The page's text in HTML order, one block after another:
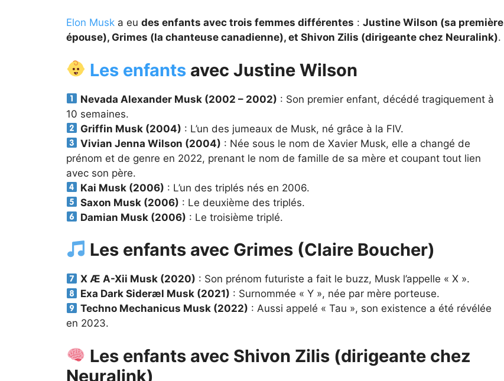
Elon Musk a eu des enfants avec trois femmes différentes : Justine Wilson (sa première
épouse), Grimes (la chanteuse canadienne), et Shivon Zilis (dirigeante chez Neuralink).
Les enfants avec Justine Wilson
Nevada Alexander Musk (2002 – 2002) : Son premier enfant, décédé tragiquement à
10 semaines.
Griffin Musk (2004) : L’un des jumeaux de Musk, né grâce à la FIV.
Vivian Jenna Wilson (2004) : Née sous le nom de Xavier Musk, elle a changé de
prénom et de genre en 2022, prenant le nom de famille de sa mère et coupant tout lien
avec son père.
Kai Musk (2006) : L’un des triplés nés en 2006.
Saxon Musk (2006) : Le deuxième des triplés.
Damian Musk (2006) : Le troisième triplé.
Les enfants avec Grimes (Claire Boucher)
X Æ A-Xii Musk (2020) : Son prénom futuriste a fait le buzz, Musk l’appelle « X ».
Exa Dark Sideræl Musk (2021) : Surnommée « Y », née par mère porteuse.
Techno Mechanicus Musk (2022) : Aussi appelé « Tau », son existence a été révélée
en 2023.
Les enfants avec Shivon Zilis (dirigeante chez
Neuralink)